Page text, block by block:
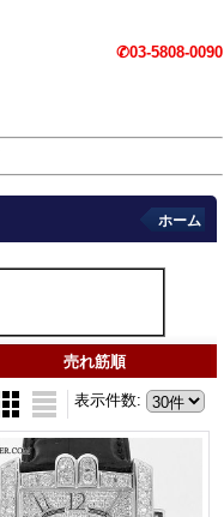
✆03-5808-0090
ホーム
売れ筋順
表示件数: